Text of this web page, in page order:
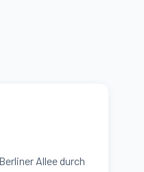
Allee durch